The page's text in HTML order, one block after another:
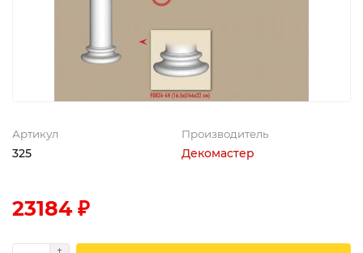
Артикул
325
Производитель
Декомастер
23184 ₽